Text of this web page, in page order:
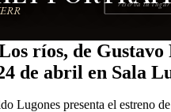
reserva tu lugar
ríos, de Gustavo
de abril en Sala
Lugones presenta el estreno de